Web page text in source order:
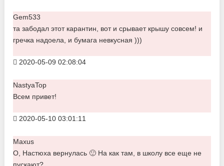
Gem533
та забодал этот карантин, вот и срывает крышу совсем! и
гречка надоела, и бумага невкусная )))
2020-05-09 02:08:04
NastyaTop
Всем привет!
2020-05-10 03:01:11
Maxus
О, Настюха вернулась 🙂 На как там, в школу все еще не